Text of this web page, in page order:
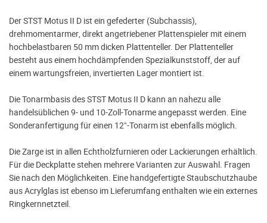
Der STST Motus II D ist ein gefederter (Subchassis),
drehmomentarmer, direkt angetriebener Plattenspieler mit einem
hochbelastbaren 50 mm dicken Plattenteller. Der Plattenteller
besteht aus einem hochdämpfenden Spezialkunststoff, der auf
einem wartungsfreien, invertierten Lager montiert ist.
Die Tonarmbasis des STST Motus II D kann an nahezu alle
handelsüblichen 9- und 10-Zoll-Tonarme angepasst werden. Eine
Sonderanfertigung für einen 12"-Tonarm ist ebenfalls möglich.
Die Zarge ist in allen Echtholzfurnieren oder Lackierungen erhältlich.
Für die Deckplatte stehen mehrere Varianten zur Auswahl. Fragen
Sie nach den Möglichkeiten. Eine handgefertigte Staubschutzhaube
aus Acrylglas ist ebenso im Lieferumfang enthalten wie ein externes
Ringkernnetzteil.